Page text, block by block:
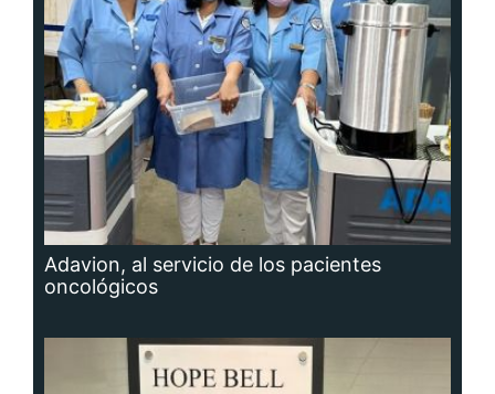
Adavion, al servicio de los pacientes
oncológicos